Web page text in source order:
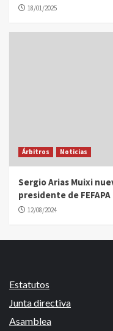
18/01/2025
Árbitros Noticias
Sergio Arias Muixi
presidente de FEFAPA
12/08/2024
Estatutos
Junta directiva
Asamblea